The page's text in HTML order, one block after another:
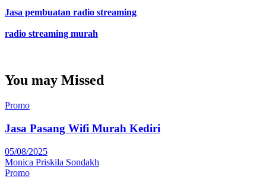
Jasa pembuatan radio streaming
radio streaming murah
You may Missed
Promo
Jasa Pasang Wifi Murah Kediri
05/08/2025
Monica Priskila Sondakh
Promo